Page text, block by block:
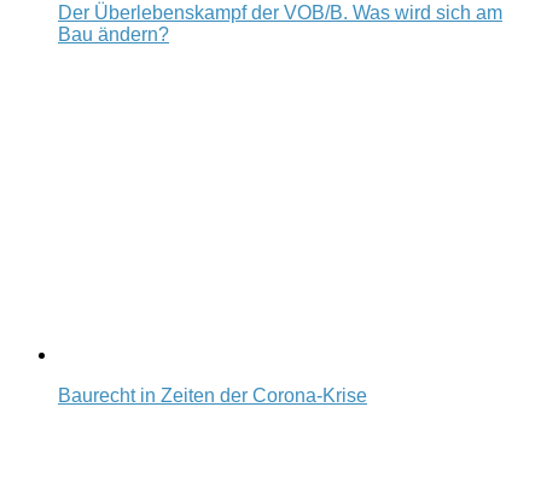
Der Überlebenskampf der VOB/B. Was wird sich am
Bau ändern?
Baurecht in Zeiten der Corona-Krise